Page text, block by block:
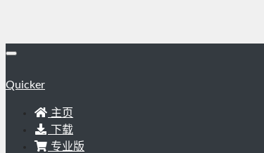
Quicker
主页
下载
专业版